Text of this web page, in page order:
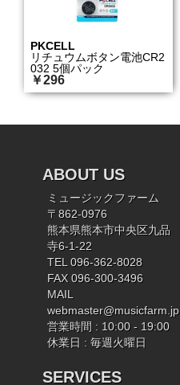
PKCELL
リチュウムボタン電池CR2
032 5個パック
￥296
ABOUT US
ミュージックファーム
〒862-0976
熊本県熊本市中央区九品
寺6-1-22
TEL 096-362-8028
FAX 096-300-3496
MAIL
webmaster@musicfarm.jp
営業時間 : 10:00 - 19:00
休業日 : 毎週火曜日
SERVICES